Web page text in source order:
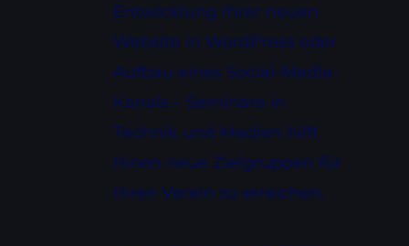
Entwicklung Ihrer neuen
Website in WordPress oder
Aufbau eines Social-Media-
Kanals – Seminare in
Technik und Medien hilft
Ihnen neue Zielgruppen für
Ihren Verein zu erreichen.